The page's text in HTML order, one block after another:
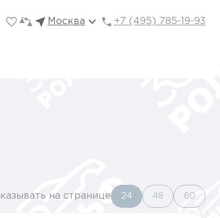
Москва +7 (495) 785-19-93
на странице 24 48 60